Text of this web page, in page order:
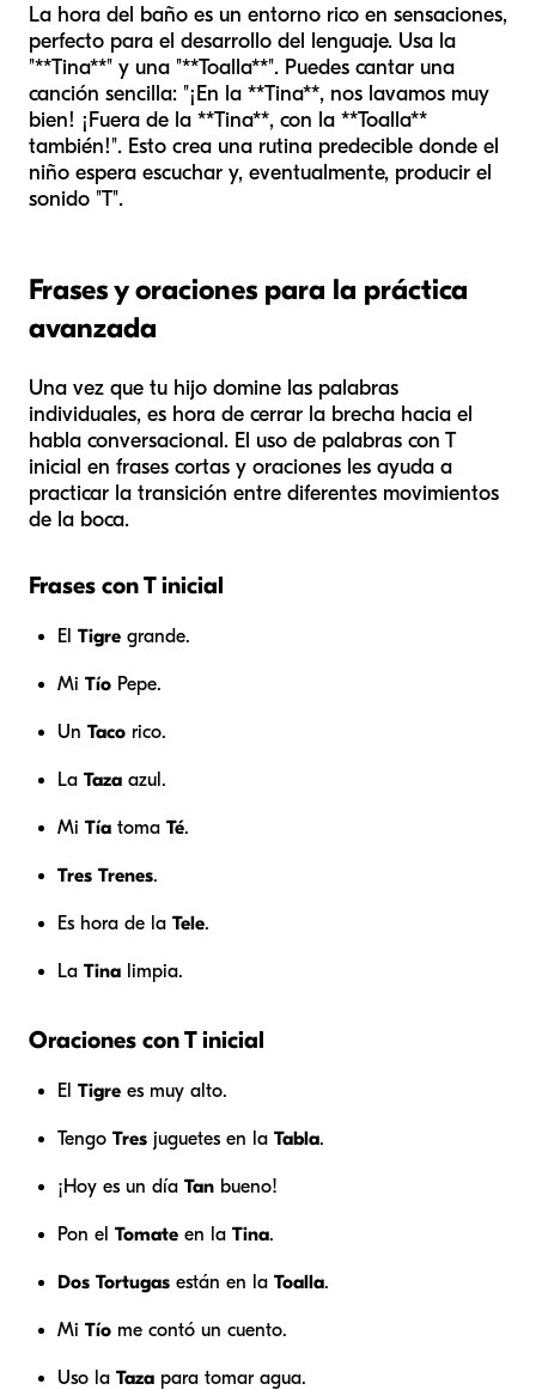
La hora del baño es un entorno rico en sensaciones,
perfecto para el desarrollo del lenguaje. Usa la
"**Tina**" y una "**Toalla**". Puedes cantar una
canción sencilla: "¡En la **Tina**, nos lavamos muy
bien! ¡Fuera de la **Tina**, con la **Toalla**
también!". Esto crea una rutina predecible donde el
niño espera escuchar y, eventualmente, producir el
sonido "T".
Frases y oraciones para la práctica
avanzada
Una vez que tu hijo domine las palabras
individuales, es hora de cerrar la brecha hacia el
habla conversacional. El uso de palabras con T
inicial en frases cortas y oraciones les ayuda a
practicar la transición entre diferentes movimientos
de la boca.
Frases con T inicial
El Tigre grande.
Mi Tío Pepe.
Un Taco rico.
La Taza azul.
Mi Tía toma Té.
Tres Trenes.
Es hora de la Tele.
La Tina limpia.
Oraciones con T inicial
El Tigre es muy alto.
Tengo Tres juguetes en la Tabla.
¡Hoy es un día Tan bueno!
Pon el Tomate en la Tina.
Dos Tortugas están en la Toalla.
Mi Tío me contó un cuento.
Uso la Taza para tomar agua.